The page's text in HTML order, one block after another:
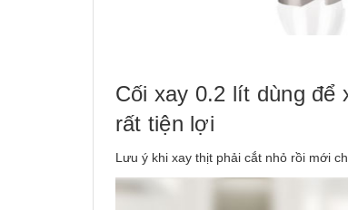
Cối xay 0.2 lít dùng để
rất tiện lợi
Lưu ý khi xay thịt phải cắt nhỏ rồi mới